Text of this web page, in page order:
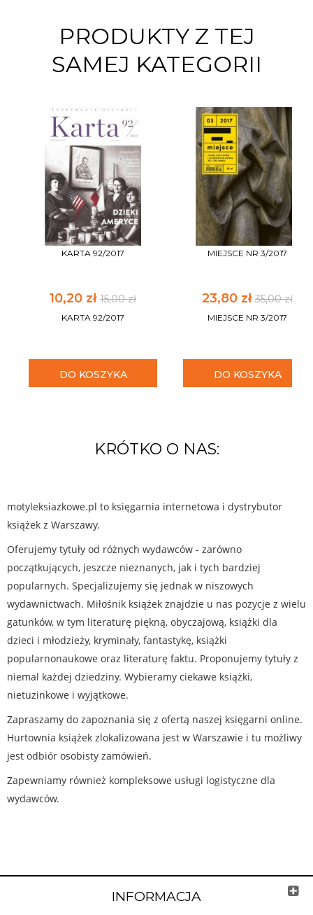
PRODUKTY Z TEJ
SAMEJ KATEGORII
KARTA 92/2017
10,20 zł 15,00 zł
KARTA 92/2017
DO KOSZYKA
MIEJSCE NR 3/2017
23,80 zł 35,00 zł
MIEJSCE NR 3/2017
DO KOSZYKA
KRÓTKO O NAS:
motyleksiazkowe.pl to księgarnia internetowa i dystrybutor
książek z Warszawy.
Oferujemy tytuły od różnych wydawców - zarówno
początkujących, jeszcze nieznanych, jak i tych bardziej
popularnych. Specjalizujemy się jednak w niszowych
wydawnictwach. Miłośnik książek znajdzie u nas pozycje z wielu
gatunków, w tym literaturę piękną, obyczajową, książki dla
dzieci i młodzieży, kryminały, fantastykę, książki
popularnonaukowe oraz literaturę faktu. Proponujemy tytuły z
niemal każdej dziedziny. Wybieramy ciekawe książki,
nietuzinkowe i wyjątkowe.
Zapraszamy do zapoznania się z ofertą naszej księgarni online.
Hurtownia książek zlokalizowana jest w Warszawie i tu możliwy
jest odbiór osobisty zamówień.
Zapewniamy również kompleksowe usługi logistyczne dla
wydawców.
INFORMACJA